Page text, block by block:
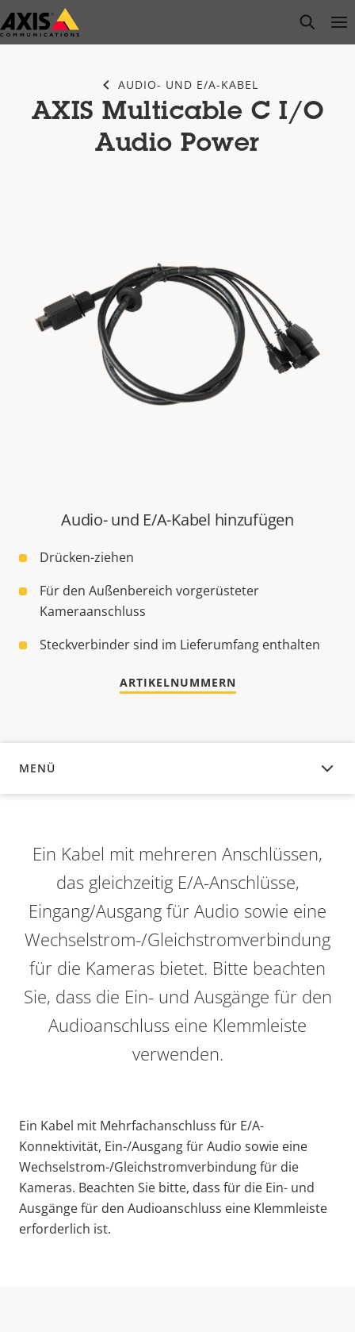
Zum
Hauptinhalt
open
AUDIO- UND E/A-KABEL
AXIS Multicable C I/O
Audio Power
Audio- und E/A-Kabel hinzufügen
Drücken-ziehen
Für den Außenbereich vorgerüsteter
Kameraanschluss
Steckverbinder sind im Lieferumfang enthalten
ARTIKELNUMMERN
MENÜ
ÜBERSICHT
Ein Kabel mit mehreren Anschlüssen,
das gleichzeitig E/A-Anschlüsse,
Eingang/Ausgang für Audio sowie eine
Wechselstrom-/Gleichstromverbindung
für die Kameras bietet. Bitte beachten
Sie, dass die Ein- und Ausgänge für den
Audioanschluss eine Klemmleiste
verwenden.
Ein Kabel mit Mehrfachanschluss für E/A-
Konnektivität, Ein-/Ausgang für Audio sowie eine
Wechselstrom-/Gleichstromverbindung für die
Kameras. Beachten Sie bitte, dass für die Ein- und
Ausgänge für den Audioanschluss eine Klemmleiste
erforderlich ist.